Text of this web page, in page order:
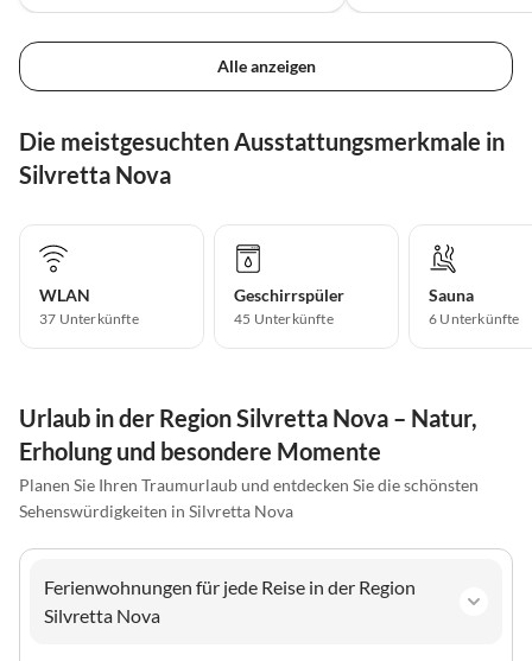
Alle anzeigen
Die meistgesuchten Ausstattungsmerkmale in
Silvretta Nova
WLAN
37 Unterkünfte
Geschirrspüler
45 Unterkünfte
Sauna
6 Unterkünfte
Urlaub in der Region Silvretta Nova – Natur,
Erholung und besondere Momente
Planen Sie Ihren Traumurlaub und entdecken Sie die schönsten
Sehenswürdigkeiten in Silvretta Nova
Ferienwohnungen für jede Reise in der Region
Silvretta Nova